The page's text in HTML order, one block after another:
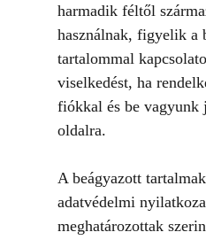
harmadik féltől
használnak, figyelik a
tartalommal
viselkedést, ha
fiókkal és be vagyunk
oldalra.
A beágyazott
adatvédelmi
meghatározottak